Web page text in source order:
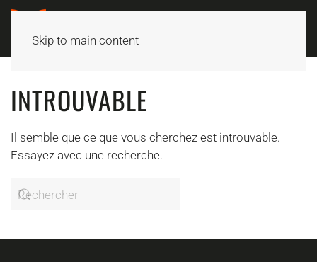
Skip to main content
INTROUVABLE
Il semble que ce que vous cherchez est introuvable.
Essayez avec une recherche.